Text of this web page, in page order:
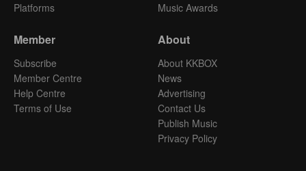
Platforms
Music Awards
Member
Subscribe
Member Centre
Help Centre
Terms of Use
About
About KKBOX
News
Advertising
Contact Us
Publish Music
Privacy Policy